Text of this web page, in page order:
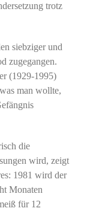
trotz
siebziger und
zugegangen.
(1929-1995)
man wollte,
die
wird, zeigt
1981 wird der
Monaten
für 12